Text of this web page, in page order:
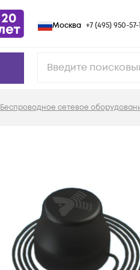
Москва +7 (495) 950-57-
Беспроводное сетевое